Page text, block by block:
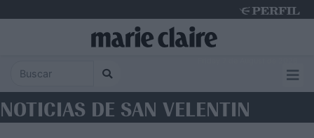
NOTICIAS DE SAN VELENTIN